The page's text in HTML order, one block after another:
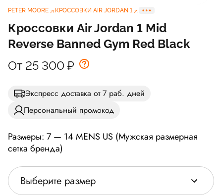
PETER MOORE КРОССОВКИ AIR JORDAN 1
Кроссовки Air Jordan 1 Mid
Reverse Banned Gym Red Black
От 25 300 ₽
Экспресс доставка от 7 раб. дней
Персональный промокод
Размеры: 7 — 14 MENS US (Мужская размерная
сетка бренда)
Выберите размер